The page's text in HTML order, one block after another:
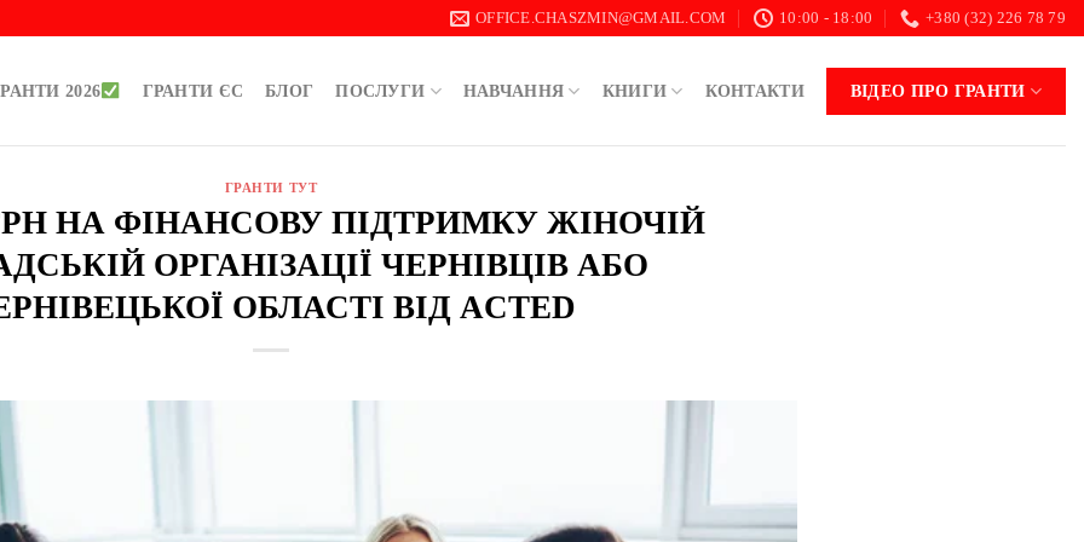
OFFICE.CHASZMIN@GMAIL.COM 10:00 - 18:00 +380 (32) 226 78 79
2026 ГРАНТИ ЄС БЛОГ ПОСЛУГИ НАВЧАННЯ КНИГИ КОНТАКТИ ВІДЕО ПРО ГРАНТИ
ГРАНТИ ТУТ
ГРН НА ФІНАНСОВУ ПІДТРИМКУ ЖІНОЧІЙ
ОРГАНІЗАЦІЇ ЧЕРНІВЦІВ АБО
ОБЛАСТІ ВІД ACTED